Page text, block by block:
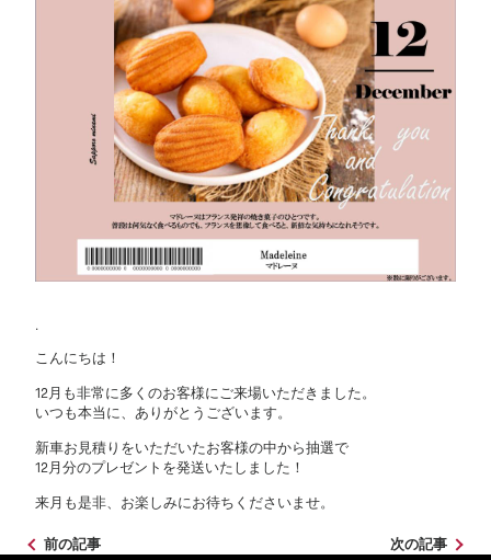
.
こんにちは！
12月も非常に多くのお客様にご来場いただきました。
いつも本当に、ありがとうございます。
新車お見積りをいただいたお客様の中から抽選で
12月分のプレゼントを発送いたしました！
来月も是非、お楽しみにお待ちくださいませ。
前の記事 次の記事